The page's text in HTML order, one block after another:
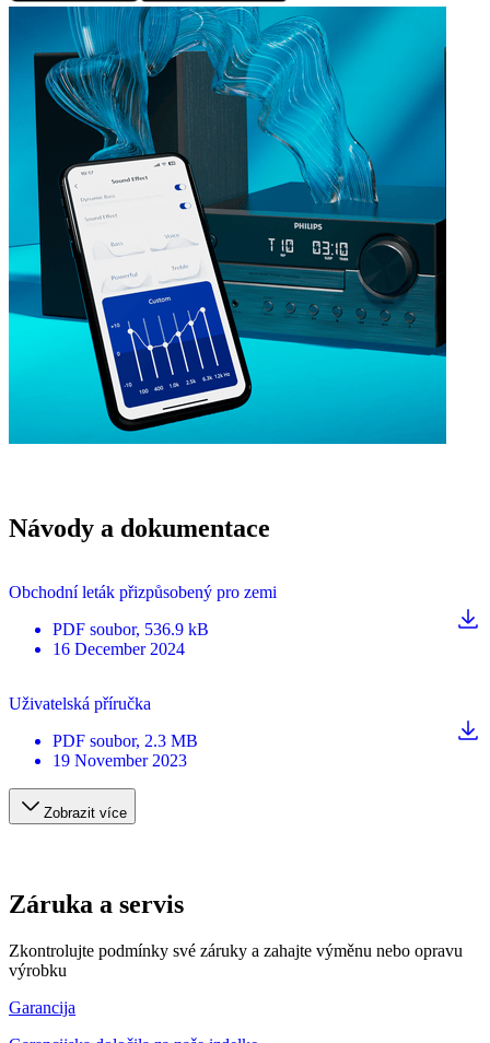
Návody a dokumentace
Obchodní leták přizpůsobený pro zemi
PDF soubor, 536.9 kB
16 December 2024
Uživatelská příručka
PDF soubor, 2.3 MB
19 November 2023
Zobrazit více
Záruka a servis
Zkontrolujte podmínky své záruky a zahajte výměnu nebo opravu
výrobku
Garancija